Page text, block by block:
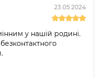
23.05.2024
у нашій родині.